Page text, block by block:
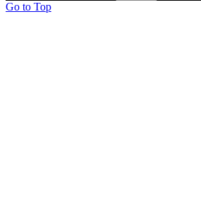
Go to Top